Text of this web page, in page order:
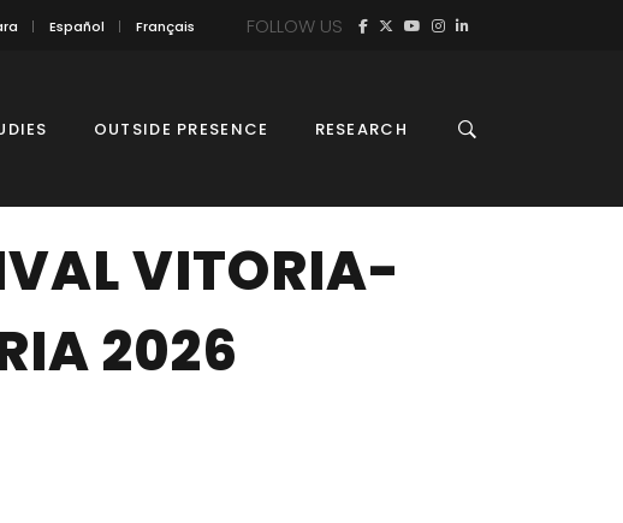
Español Français FOLLOW US
OUTSIDE PRESENCE RESEARCH
VITORIA-
2026